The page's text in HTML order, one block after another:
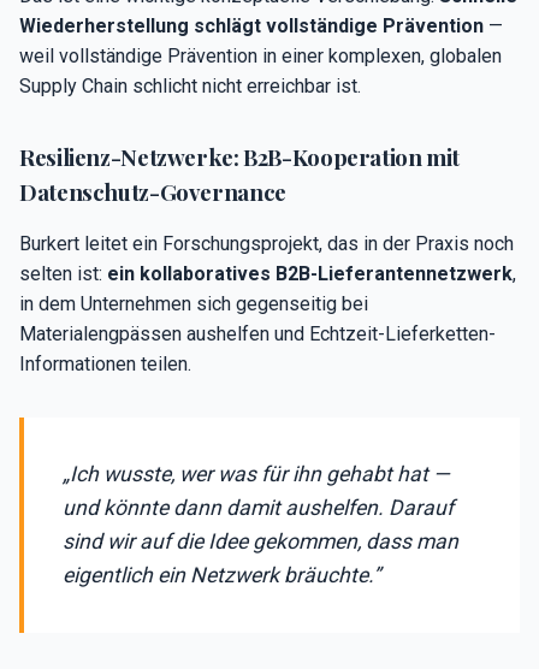
Wiederherstellung schlägt vollständige Prävention —
weil vollständige Prävention in einer komplexen, globalen
Supply Chain schlicht nicht erreichbar ist.
Resilienz-Netzwerke: B2B-Kooperation mit
Datenschutz-Governance
Burkert leitet ein Forschungsprojekt, das in der Praxis noch
selten ist: ein kollaboratives B2B-Lieferantennetzwerk,
in dem Unternehmen sich gegenseitig bei
Materialengpässen aushelfen und Echtzeit-Lieferketten-
Informationen teilen.
„Ich wusste, wer was für ihn gehabt hat —
und könnte dann damit aushelfen. Darauf
sind wir auf die Idee gekommen, dass man
eigentlich ein Netzwerk bräuchte.”